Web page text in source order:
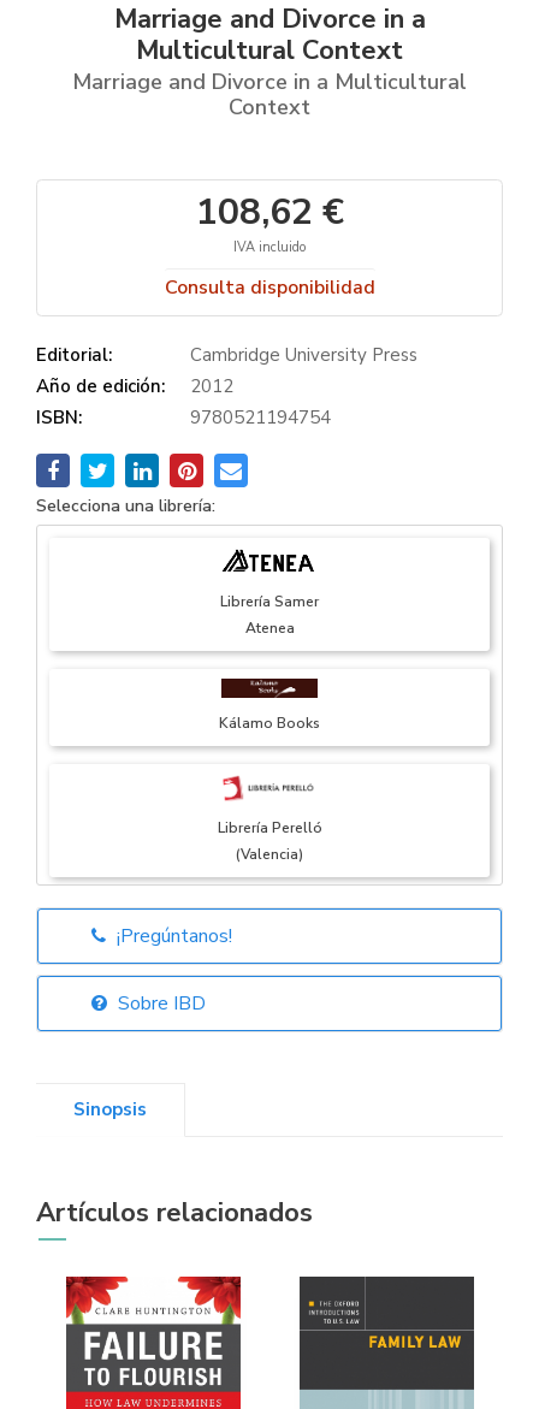
Marriage and Divorce in a
Multicultural Context
Marriage and Divorce in a Multicultural
Context
108,62 €
IVA incluido
Consulta disponibilidad
Editorial:
Cambridge University Press
Año de edición:
2012
ISBN:
9780521194754
Selecciona una librería:
Librería Samer
Atenea
Kálamo Books
Librería Perelló
(Valencia)
Librería Elías
(Málaga)
¡Pregúntanos!
Sobre IBD
Sinopsis
Artículos relacionados